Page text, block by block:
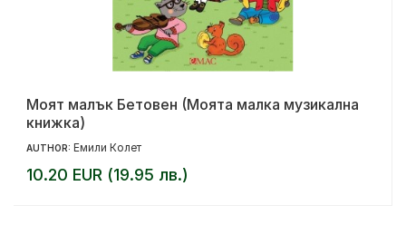
Моят малък Бетовен (Моята малка музикална
книжка)
AUTHOR: Емили Колет
10.20 EUR (19.95 лв.)